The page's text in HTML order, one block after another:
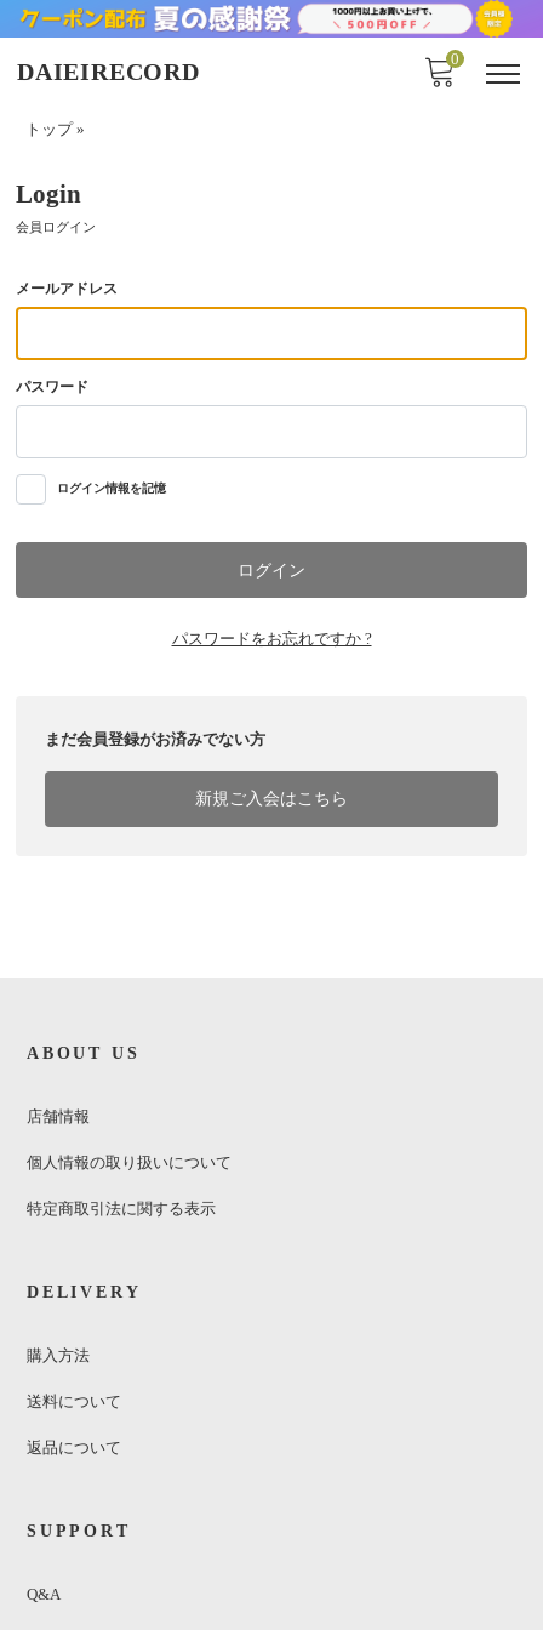
DAIEIRECORD 0
トップ»
Login
会員ログイン
メールアドレス
パスワード
ログイン情報を記憶
パスワードをお忘れですか ?
まだ会員登録がお済みでない方
新規ご入会はこちら
ABOUT US
店舗情報
個人情報の取り扱いについて
特定商取引法に関する表示
DELIVERY
購入方法
送料について
返品について
SUPPORT
Q&A